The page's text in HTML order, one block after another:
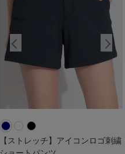
【ストレッチ】アイコンロゴ刺繍